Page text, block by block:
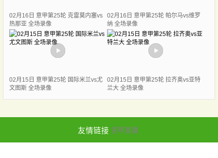
02月16日 意甲第25轮 克雷莫内塞vs
热那亚 全场录像
02月16日 意甲第25轮 帕尔马vs维罗
纳 全场录像
02月15日 意甲第25轮 国际米兰vs尤
文图斯 全场录像
02月15日 意甲第25轮 拉齐奥vs亚特
兰大 全场录像
友情链接 意甲直播